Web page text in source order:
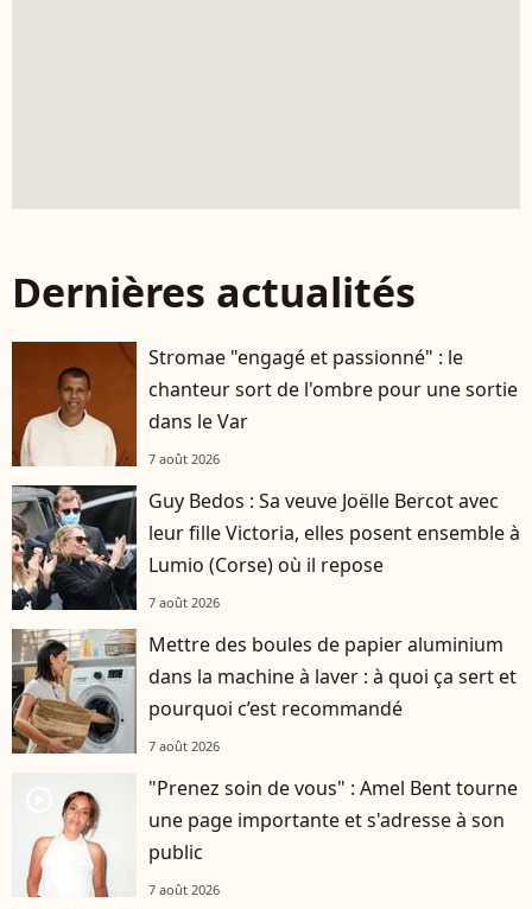
Dernières actualités
Stromae "engagé et passionné" : le
chanteur sort de l'ombre pour une sortie
dans le Var
7 août 2026
Guy Bedos : Sa veuve Joëlle Bercot avec
leur fille Victoria, elles posent ensemble à
Lumio (Corse) où il repose
7 août 2026
Mettre des boules de papier aluminium
dans la machine à laver : à quoi ça sert et
pourquoi c’est recommandé
7 août 2026
"Prenez soin de vous" : Amel Bent tourne
une page importante et s'adresse à son
public
7 août 2026